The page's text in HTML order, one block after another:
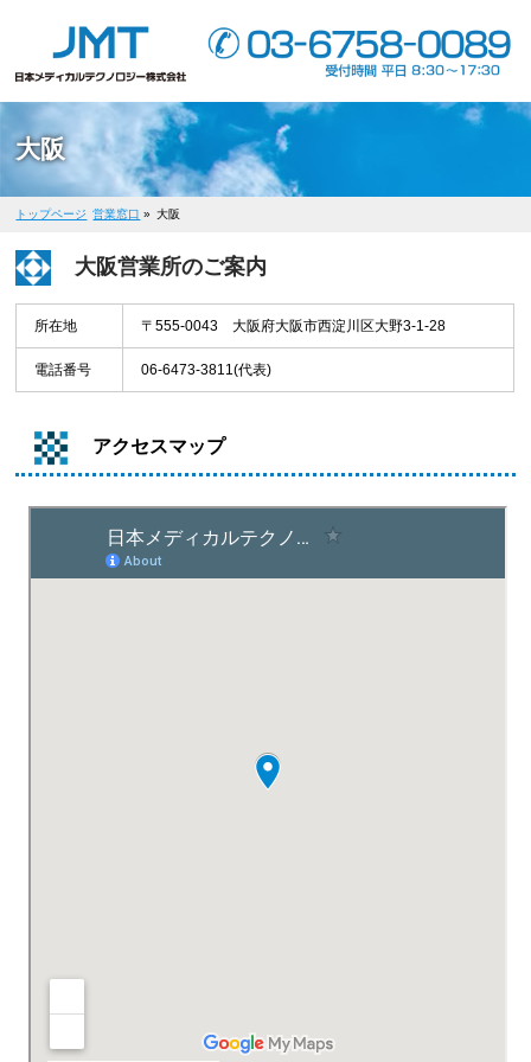
大阪
トップページ 営業窓口 » 大阪
大阪営業所のご案内
所在地 〒555-0043 大阪府大阪市西淀川区大野3-1-28
電話番号 06-6473-3811(代表)
アクセスマップ